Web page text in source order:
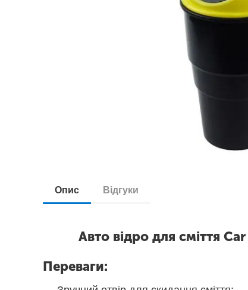
Опис Відгуки
Авто відро для сміття Car
Переваги: